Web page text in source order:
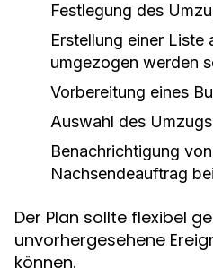
Festlegung des
Erstellung einer Liste
umgezogen werden
Vorbereitung eines
Auswahl des
Benachrichtigung
Nachsendeauftrag
Der Plan sollte flexibel
unvorhergesehene
können.